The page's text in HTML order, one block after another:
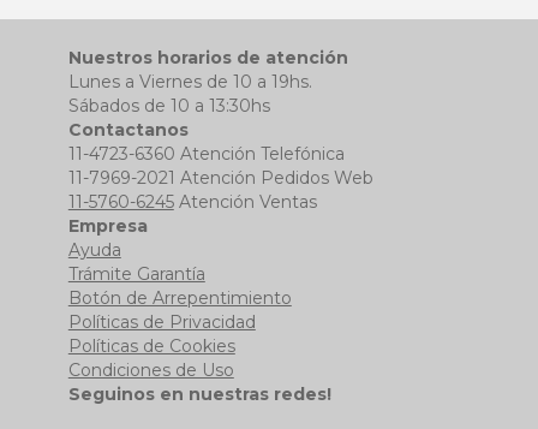
Nuestros horarios de atención
Lunes a Viernes de 10 a 19hs.
Sábados de 10 a 13:30hs
Contactanos
11-4723-6360 Atención Telefónica
11-7969-2021 Atención Pedidos Web
11-5760-6245Atención Ventas
Empresa
Ayuda
Trámite Garantía
Botón de Arrepentimiento
Políticas de Privacidad
Políticas de Cookies
Condiciones de Uso
Seguinos en nuestras redes!